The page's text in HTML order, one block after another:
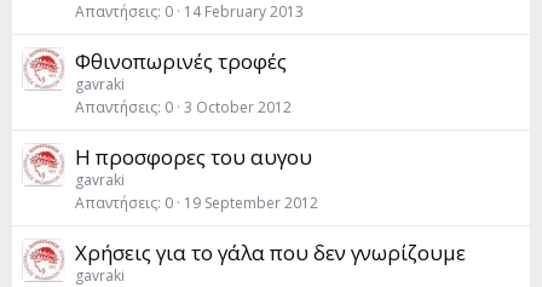
Απαντήσεις 0 14 February 2013
Φθινοπωρινές τροφές
gavraki
Απαντήσεις 0 3 October 2012
Η προσφορες του αυγου
gavraki
Απαντήσεις 0 19 September 2012
Χρήσεις για το γάλα που δεν γνωρίζουμε
gavraki